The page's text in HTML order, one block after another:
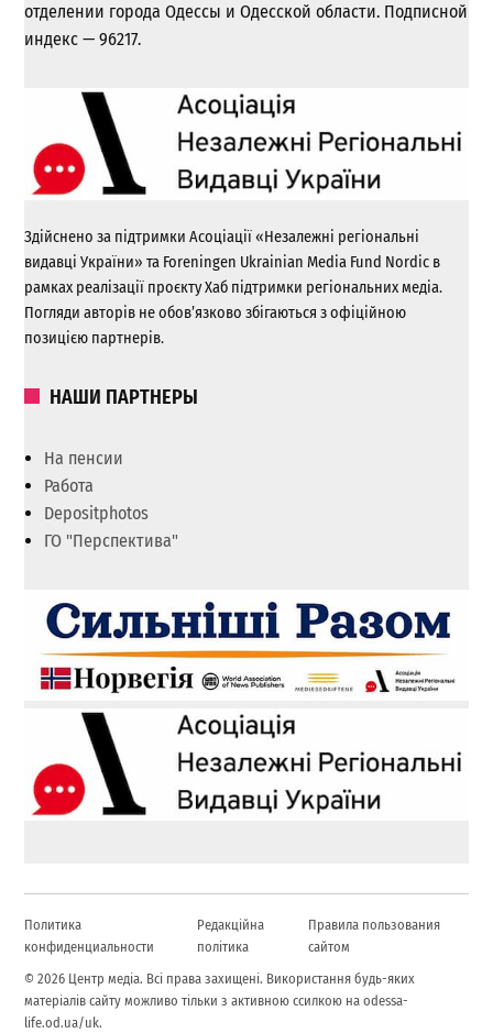
отделении города Одессы и Одесской области. Подписной
индекс — 96217.
Здійснено за підтримки Асоціації «Незалежні регіональні
видавці України» та Foreningen Ukrainian Media Fund Nordic в
рамках реалізації проєкту Хаб підтримки регіональних медіа.
Погляди авторів не обов’язково збігаються з офіційною
позицією партнерів.
НАШИ ПАРТНЕРЫ
На пенсии
Работа
Depositphotos
ГО "Перспектива"
Политика
конфиденциальности
Редакційна
політика
Правила пользования
сайтом
© 2026 Центр медіа. Всі права захищені. Використання будь-яких
матеріалів сайту можливо тільки з активною ссилкою на odessa-
life.od.ua/uk.